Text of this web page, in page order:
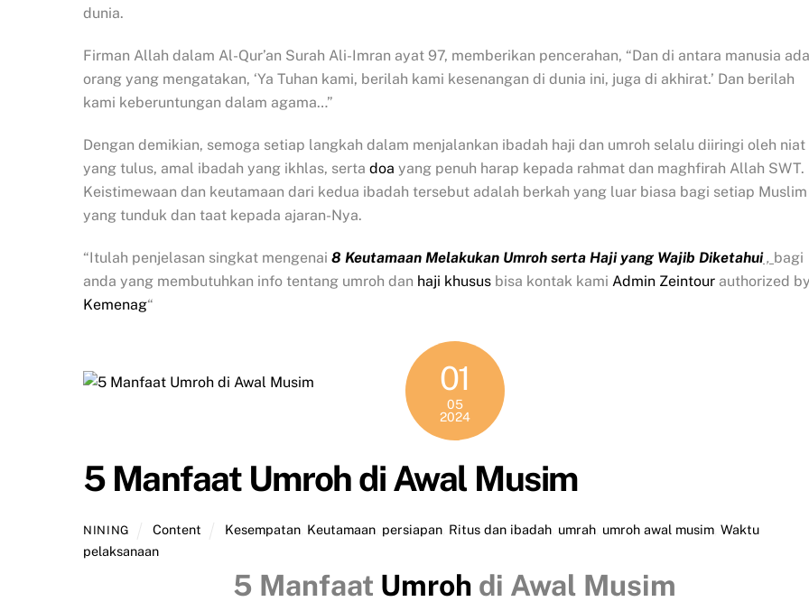
dunia.
Firman Allah dalam Al-Qur’an Surah Ali-Imran ayat 97, memberikan pencerahan, “Dan di antara manusia ada
orang yang mengatakan, ‘Ya Tuhan kami, berilah kami kesenangan di dunia ini, juga di akhirat.’ Dan berilah
kami keberuntungan dalam agama…”
Dengan demikian, semoga setiap langkah dalam menjalankan ibadah haji dan umroh selalu diiringi oleh niat
yang tulus, amal ibadah yang ikhlas, serta doa yang penuh harap kepada rahmat dan maghfirah Allah SWT.
Keistimewaan dan keutamaan dari kedua ibadah tersebut adalah berkah yang luar biasa bagi setiap Muslim
yang tunduk dan taat kepada ajaran-Nya.
“Itulah penjelasan singkat mengenai 8 Keutamaan Melakukan Umroh serta Haji yang Wajib Diketahui, bagi
anda yang membutuhkan info tentang umroh dan haji khusus bisa kontak kami Admin Zeintour authorized by
Kemenag“
01
05
2024
5 Manfaat Umroh di Awal Musim
NINING Content Kesempatan, Keutamaan, persiapan, Ritus dan ibadah, umrah, umroh awal musim, Waktu
pelaksanaan
5 Manfaat Umroh di Awal Musim